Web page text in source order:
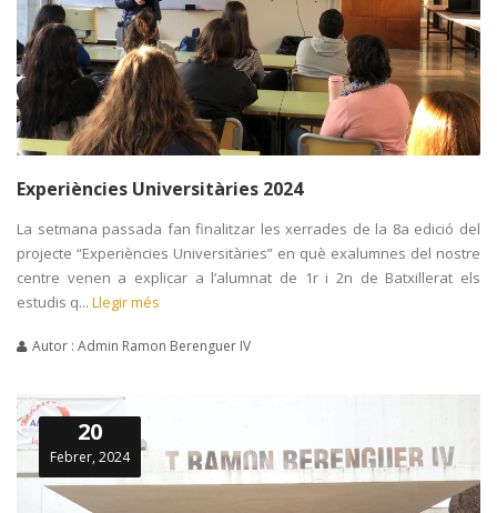
Experiències Universitàries 2024
La setmana passada fan finalitzar les xerrades de la 8a edició del
projecte “Experiències Universitàries” en què exalumnes del nostre
centre venen a explicar a l’alumnat de 1r i 2n de Batxillerat els
estudis q... Llegir més
Autor : Admin Ramon Berenguer IV
20
Febrer, 2024